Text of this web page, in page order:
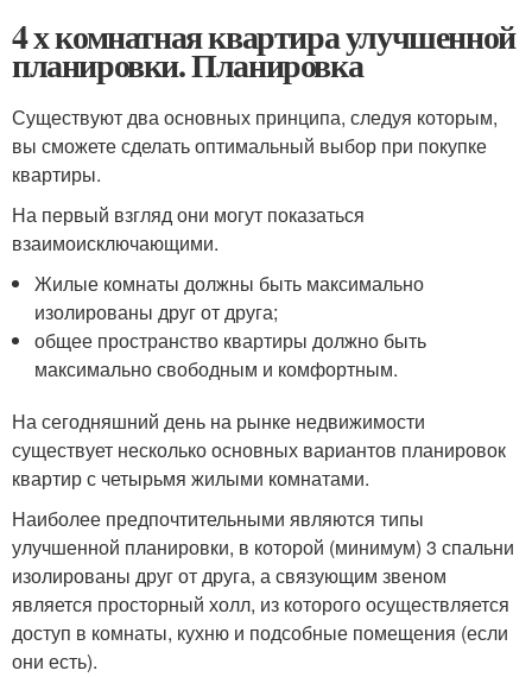
4 х комнатная квартира улучшенной
планировки. Планировка
Существуют два основных принципа, следуя которым,
вы сможете сделать оптимальный выбор при покупке
квартиры.
На первый взгляд они могут показаться
взаимоисключающими.
Жилые комнаты должны быть максимально
изолированы друг от друга;
общее пространство квартиры должно быть
максимально свободным и комфортным.
На сегодняшний день на рынке недвижимости
существует несколько основных вариантов планировок
квартир с четырьмя жилыми комнатами.
Наиболее предпочтительными являются типы
улучшенной планировки, в которой (минимум) 3 спальни
изолированы друг от друга, а связующим звеном
является просторный холл, из которого осуществляется
доступ в комнаты, кухню и подсобные помещения (если
они есть).